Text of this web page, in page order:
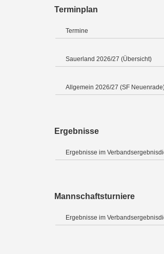
Terminplan
Termine
Sauerland 2026/27 (Übersicht)
Allgemein 2026/27 (SF
Ergebnisse
Ergebnisse im
Mannschaftsturniere
Ergebnisse im